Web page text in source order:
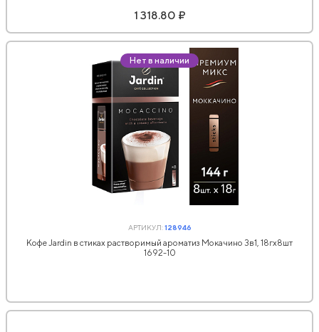
1 318.80 ₽
Нет в наличии
АРТИКУЛ:128946
Кофе Jardin в стиках растворимый ароматиз Мокачино 3в1, 18гх8шт
1692-10